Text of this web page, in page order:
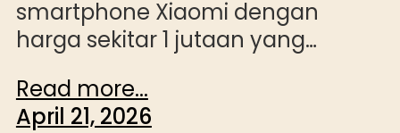
smartphone Xiaomi dengan
harga sekitar 1 jutaan yang…
Read more...
April 21, 2026